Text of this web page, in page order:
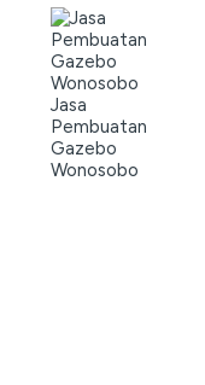
Jasa
Pembuatan
Gazebo
Wonosobo